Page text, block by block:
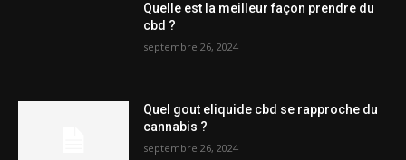
Quelle est la meilleur façon prendre du
cbd ?
septembre 26, 2024
Quel gout eliquide cbd se rapproche du
cannabis ?
septembre 26, 2024